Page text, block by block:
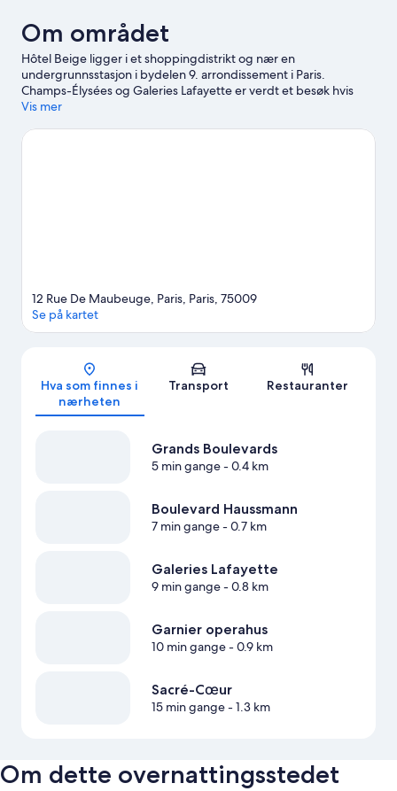
Om området
Hôtel Beige ligger i et shoppingdistrikt og nær en
undergrunnsstasjon i bydelen 9. arrondissement i Paris.
Champs-Élysées og Galeries Lafayette er verdt et besøk hvis
shopping står på planen, men hvis du heller vil få med deg noen
Luxembourg-hagen og Tuileries-hagen. Er du på utkikk etter et
Vis mer
Kart
12 Rue De Maubeuge, Paris, Paris, 75009
Se på kartet
Hva som finnes i
nærheten
Transport Restauranter
Grands Boulevards
5 min gange- 0.4 km
Boulevard Haussmann
7 min gange- 0.7 km
Galeries Lafayette
9 min gange- 0.8 km
Garnier operahus
10 min gange- 0.9 km
Sacré-Cœur
15 min gange- 1.3 km
Om dette overnattingsstedet